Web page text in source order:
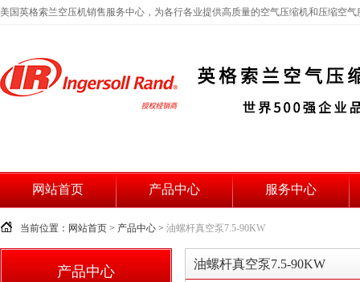
美国英格索兰空压机销售服务中心，为各行各业提供高质量的空气压缩机和压缩空气
网站首页 产品中心 服务中心
当前位置：网站首页 > 产品中心 > 油螺杆真空泵7.5-90KW
产品中心 油螺杆真空泵7.5-90KW